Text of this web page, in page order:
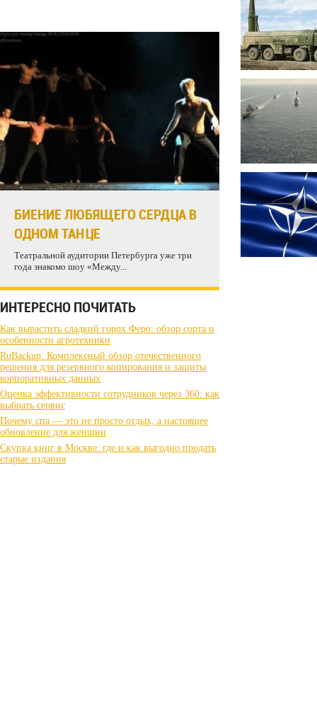
БИЕНИЕ ЛЮБЯЩЕГО СЕРДЦА В
ОДНОМ ТАНЦЕ
Театральной аудитории Петербурга уже три
года знакомо шоу «Между...
ИНТЕРЕСНО ПОЧИТАТЬ
Как вырастить сладкий горох Феро: обзор сорта и
особенности агротехники
RuBackup: Комплексный обзор отечественного
решения для резервного копирования и защиты
корпоративных данных
Оценка эффективности сотрудников через 360: как
выбрать сервис
Почему спа — это не просто отдых, а настоящее
обновление для женщин
Скупка книг в Москве: где и как выгодно продать
старые издания